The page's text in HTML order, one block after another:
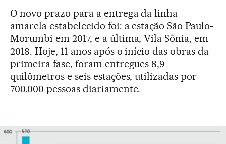
O novo prazo para a entrega da linha
amarela estabelecido foi: a estação São Paulo-
Morumbi em 2017, e a última, Vila Sônia, em
2018. Hoje, 11 anos após o início das obras da
primeira fase, foram entregues 8,9
quilômetros e seis estações, utilizadas por
700.000 pessoas diariamente.